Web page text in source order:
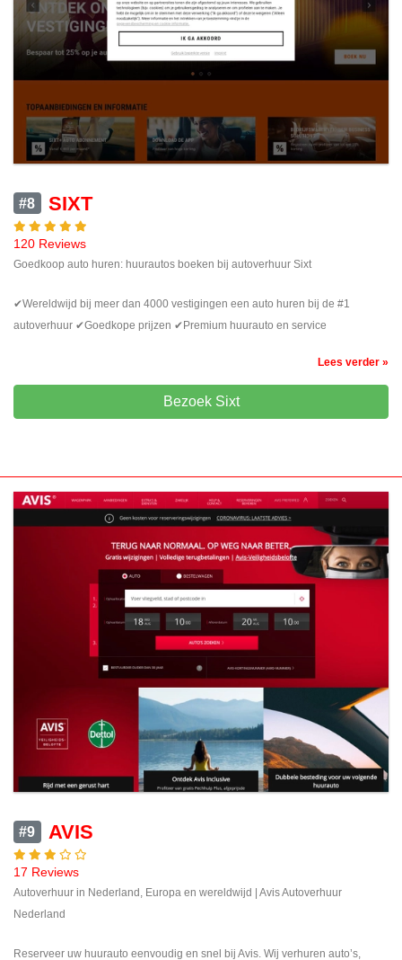
#8 SIXT
120 Reviews
Goedkoop auto huren: huurautos boeken bij autoverhuur Sixt
✔Wereldwijd bij meer dan 4000 vestigingen een auto huren bij de #1
autoverhuur ✔Goedkope prijzen ✔Premium huurauto en service
Lees verder »
Bezoek Sixt
#9 AVIS
17 Reviews
Autoverhuur in Nederland, Europa en wereldwijd | Avis Autoverhuur
Nederland
Reserveer uw huurauto eenvoudig en snel bij Avis. Wij verhuren auto’s,